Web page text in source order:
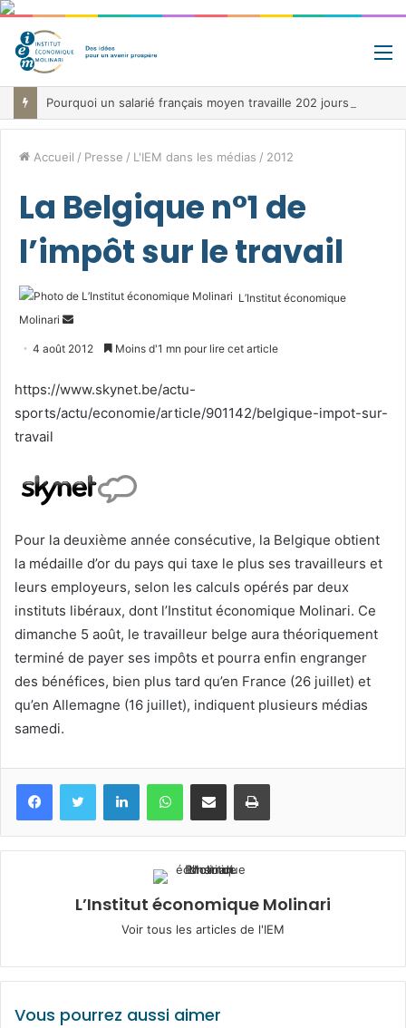
Accueil / Presse / L'IEM dans les médias / 2012
La Belgique n°1 de
l’impôt sur le travail
L’Institut économique
Molinari
Envoyer
4 août 2012 Moins d'1 mn pour lire cet article
https://www.skynet.be/actu-
sports/actu/economie/article/901142/belgique-impot-sur-
travail
Pour la deuxième année consécutive, la Belgique obtient
la médaille d’or du pays qui taxe le plus ses travailleurs et
leurs employeurs, selon les calculs opérés par deux
instituts libéraux, dont l’Institut économique Molinari. Ce
dimanche 5 août, le travailleur belge aura théoriquement
terminé de payer ses impôts et pourra enfin engranger
des bénéfices, bien plus tard qu’en France (26 juillet) et
qu’en Allemagne (16 juillet), indiquent plusieurs médias
samedi.
FacebookTwitter LinkedinWhatsApp
Partagez par mail Imprimez
L’Institut économique Molinari
Voir tous les articles de l'IEM
Vous pourrez aussi aimer